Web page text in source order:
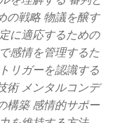
の戦略 物議を醸す
に適応するための
感情を管理するた
リガーを認識する
術 メンタルコンデ
構築 感情的サポー